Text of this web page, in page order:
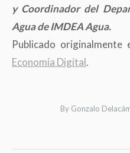
y Coordinador del
Agua de IMDEA Agua.
Publicado
Economía Digital.
By Gonzalo